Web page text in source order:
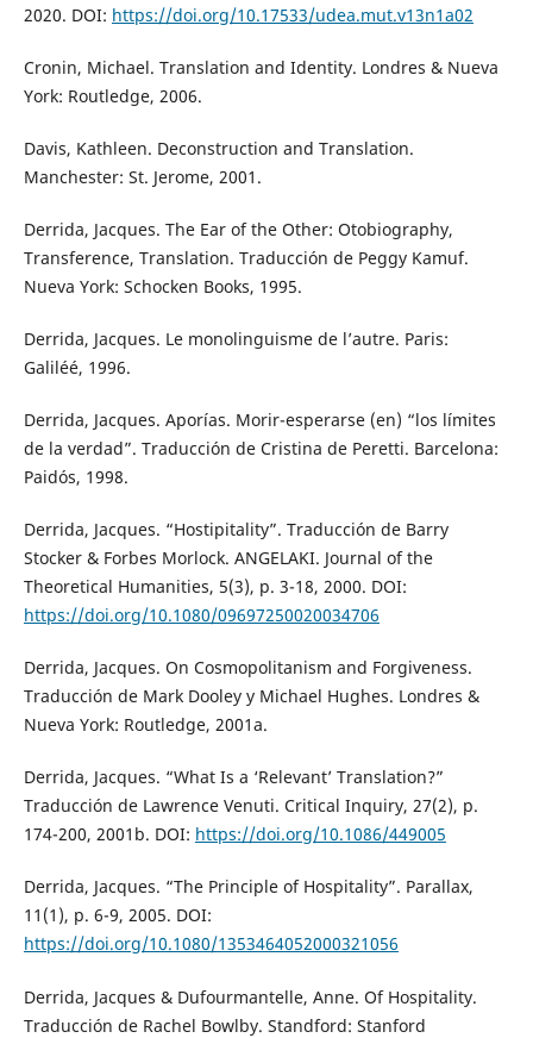
2020. DOI: https://doi.org/10.17533/udea.mut.v13n1a02
Cronin, Michael. Translation and Identity. Londres & Nueva
York: Routledge, 2006.
Davis, Kathleen. Deconstruction and Translation.
Manchester: St. Jerome, 2001.
Derrida, Jacques. The Ear of the Other: Otobiography,
Transference, Translation. Traducción de Peggy Kamuf.
Nueva York: Schocken Books, 1995.
Derrida, Jacques. Le monolinguisme de l’autre. Paris:
Galiléé, 1996.
Derrida, Jacques. Aporías. Morir-esperarse (en) “los límites
de la verdad”. Traducción de Cristina de Peretti. Barcelona:
Paidós, 1998.
Derrida, Jacques. “Hostipitality”. Traducción de Barry
Stocker & Forbes Morlock. ANGELAKI. Journal of the
Theoretical Humanities, 5(3), p. 3-18, 2000. DOI:
https://doi.org/10.1080/09697250020034706
Derrida, Jacques. On Cosmopolitanism and Forgiveness.
Traducción de Mark Dooley y Michael Hughes. Londres &
Nueva York: Routledge, 2001a.
Derrida, Jacques. “What Is a ‘Relevant’ Translation?”
Traducción de Lawrence Venuti. Critical Inquiry, 27(2), p.
174-200, 2001b. DOI: https://doi.org/10.1086/449005
Derrida, Jacques. “The Principle of Hospitality”. Parallax,
11(1), p. 6-9, 2005. DOI:
https://doi.org/10.1080/1353464052000321056
Derrida, Jacques & Dufourmantelle, Anne. Of Hospitality.
Traducción de Rachel Bowlby. Standford: Stanford